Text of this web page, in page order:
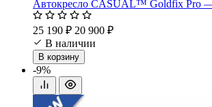
Автокресло CASUAL™ Goldfix Pro
25 190 ₽ 20 900 ₽
В наличии
В корзину
-9%